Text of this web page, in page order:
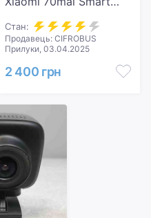
D02)
Стан:
Продавець: CIFROBUS
Прилуки, 03.04.2025
2 400 грн